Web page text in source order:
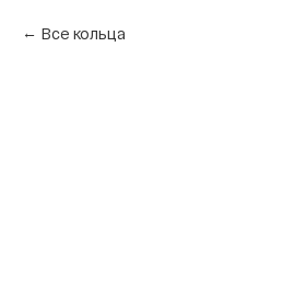
Все кольца